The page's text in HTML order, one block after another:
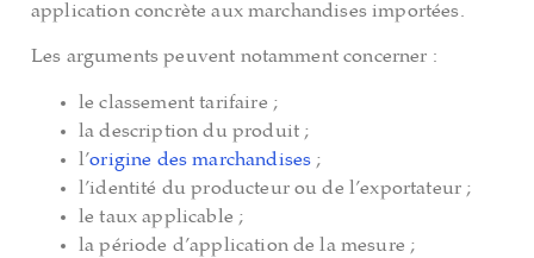
application concrète aux marchandises importées.
Les arguments peuvent notamment concerner :
le classement tarifaire ;
la description du produit ;
l’origine des marchandises ;
l’identité du producteur ou de l’exportateur ;
le taux applicable ;
la période d’application de la mesure ;